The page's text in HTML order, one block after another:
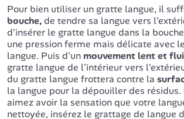
Pour bien utiliser un gratte langue, il
bouche,de tendre sa langue vers
d'insérer le gratte langue dans la
une pression ferme mais délicate avec
langue. Puis d'un mouvement lent et
gratte langue de l'intérieur vers
du gratte langue frottera contre la
la langue pour la dépouiller des résidus.
aimez avoir la sensation que votre
nettoyée, insérez le grattage de langue